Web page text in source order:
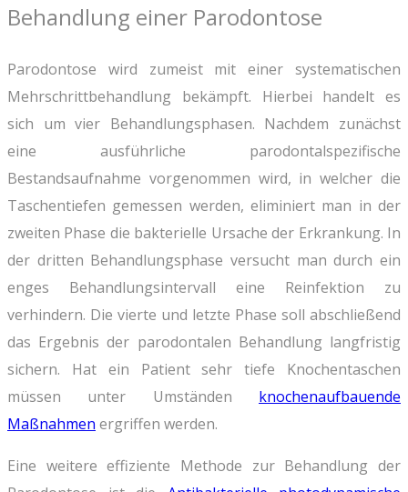
Behandlung einer Parodontose
Parodontose wird zumeist mit einer systematischen
Mehrschrittbehandlung bekämpft. Hierbei handelt es
sich um vier Behandlungsphasen. Nachdem zunächst
eine ausführliche parodontalspezifische
Bestandsaufnahme vorgenommen wird, in welcher die
Taschentiefen gemessen werden, eliminiert man in der
zweiten Phase die bakterielle Ursache der Erkrankung. In
der dritten Behandlungsphase versucht man durch ein
enges Behandlungsintervall eine Reinfektion zu
verhindern. Die vierte und letzte Phase soll abschließend
das Ergebnis der parodontalen Behandlung langfristig
sichern. Hat ein Patient sehr tiefe Knochentaschen
müssen unter Umständen knochenaufbauende
Maßnahmen ergriffen werden.
Eine weitere effiziente Methode zur Behandlung der